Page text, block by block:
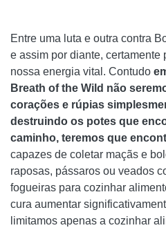
Entre uma luta e outra contra
e assim por diante, certamente
nossa energia vital. Contudo
Breath of the Wild não
corações e rúpias
destruindo os potes que
caminho, teremos que
capazes de coletar maçãs e
raposas, pássaros ou veados
fogueiras para cozinhar
cura aumentar
limitamos apenas a cozinhar